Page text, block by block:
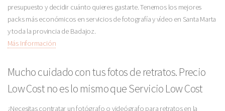
presupuesto y decidir cuánto quieres gastarte. Tenemos los mejores
packs más económicos en servicios de fotografía y vídeo en Santa Marta
y toda la provincia de Badajoz.
Más Información
Mucho cuidado con tus fotos de retratos. Precio
Low Cost no es lo mismo que Servicio Low Cost
¿Necesitas contratar un fotógrafo o videógrafo para retratos en la